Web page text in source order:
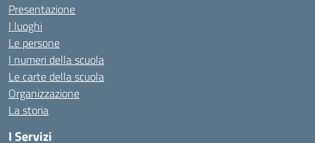
Presentazione
I luoghi
Le persone
I numeri della scuola
Le carte della scuola
Organizzazione
La storia
I Servizi